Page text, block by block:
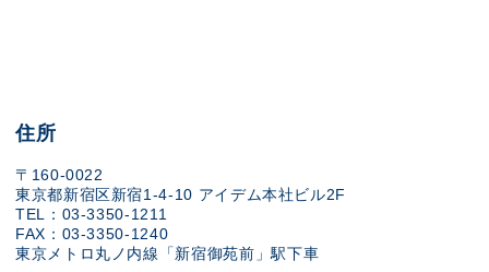
住所
〒160-0022
東京都新宿区新宿1-4-10 アイデム本社ビル2F
TEL：03-3350-1211
FAX：03-3350-1240
東京メトロ丸ノ内線「新宿御苑前」駅下車